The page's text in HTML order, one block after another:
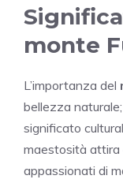
monte
L’importanza del
bellezza
significato
maestosità attira
appassionati di